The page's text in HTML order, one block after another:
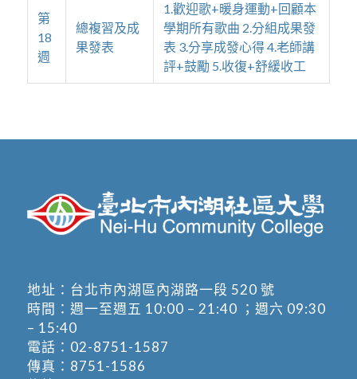
第
18
週
總複習及成
果發表
1.歡迎歌+暖身運動+回顧本
學期所有歌曲 2.分組成果發
表 3.分享成發心得 4.老師講
評+鼓勵 5.收復+舒緩收工
地址： 台北市內湖區內湖路一段 520 號
時間：週一至週五 10:00 – 21:40 ；週六 09:30
– 15:40
電話： 02-8751-1587
傳真：8751-1586